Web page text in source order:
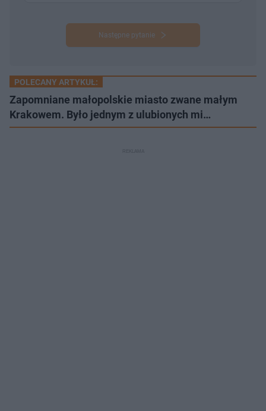
Następne pytanie
POLECANY ARTYKUŁ:
Zapomniane małopolskie miasto zwane małym
Krakowem. Było jednym z ulubionych mi…